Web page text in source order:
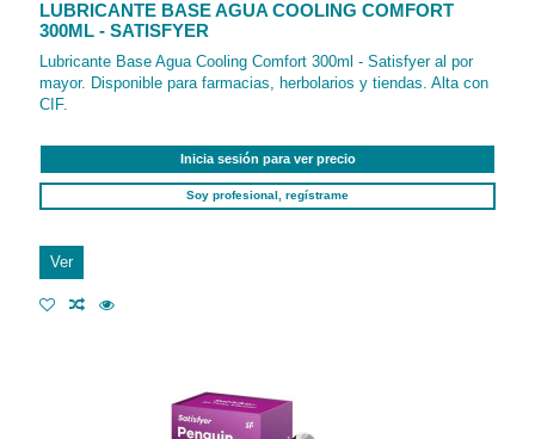
LUBRICANTE BASE AGUA COOLING COMFORT
300ML - SATISFYER
Lubricante Base Agua Cooling Comfort 300ml - Satisfyer al por
mayor. Disponible para farmacias, herbolarios y tiendas. Alta con
CIF.
Inicia sesión para ver precio
Soy profesional, regístrame
Ver